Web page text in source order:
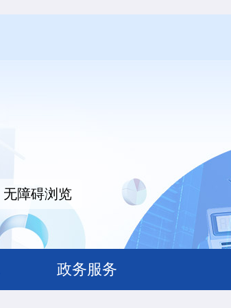
无障碍浏览
政务服务